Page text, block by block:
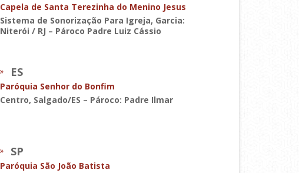
Capela de Santa Terezinha do Menino Jesus
Sistema de Sonorização Para Igreja, Garcia:
Niterói / RJ – Pároco Padre Luiz Cássio
ES
Paróquia Senhor do Bonfim
Centro, Salgado/ES – Pároco: Padre Ilmar
SP
Paróquia São João Batista